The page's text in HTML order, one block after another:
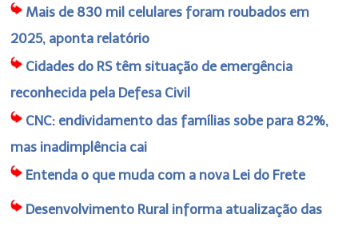
Mais de 830 mil celulares foram roubados em
2025, aponta relatório
Cidades do RS têm situação de emergência
reconhecida pela Defesa Civil
CNC: endividamento das famílias sobe para 82%,
mas inadimplência cai
Entenda o que muda com a nova Lei do Frete
Desenvolvimento Rural informa atualização das